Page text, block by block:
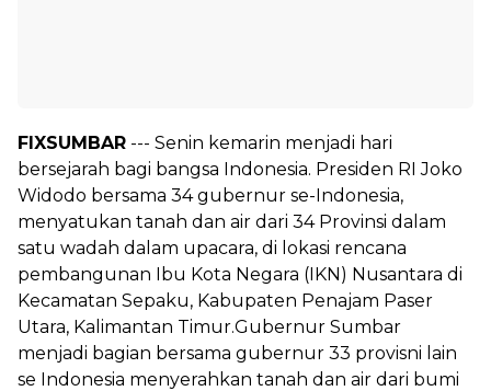
FIXSUMBAR --- Senin kemarin menjadi hari
bersejarah bagi bangsa Indonesia. Presiden RI Joko
Widodo bersama 34 gubernur se-Indonesia,
menyatukan tanah dan air dari 34 Provinsi dalam
satu wadah dalam upacara, di lokasi rencana
pembangunan Ibu Kota Negara (IKN) Nusantara di
Kecamatan Sepaku, Kabupaten Penajam Paser
Utara, Kalimantan Timur.Gubernur Sumbar
menjadi bagian bersama gubernur 33 provisni lain
se Indonesia menyerahkan tanah dan air dari bumi